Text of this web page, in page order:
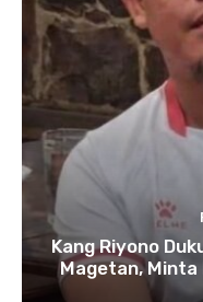
Kang Riyono
Magetan, Minta